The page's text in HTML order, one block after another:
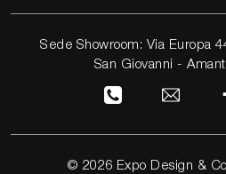
Sede Showroom: Via Europa
San Giovanni -
© 2026 Expo Design &